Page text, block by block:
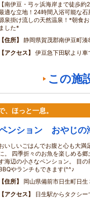
【南伊豆・弓ヶ浜海岸まで徒歩
適な立地！24時間入浴可能な
泉掛け流しの天然温泉！*朝食
ました*
住所
静岡県賀茂郡南伊豆町湊
アクセス
伊豆急下田駅より
この施
ほっと一息。
ンション おやじの
いしいごはんでお腹と心も大満
。 四季折々のお魚を楽しめる
海辺の小さなペンション。 目
やランチもできます(^^♪
住所
岡山県備前市日生町日
アクセス
日生駅からタクシ